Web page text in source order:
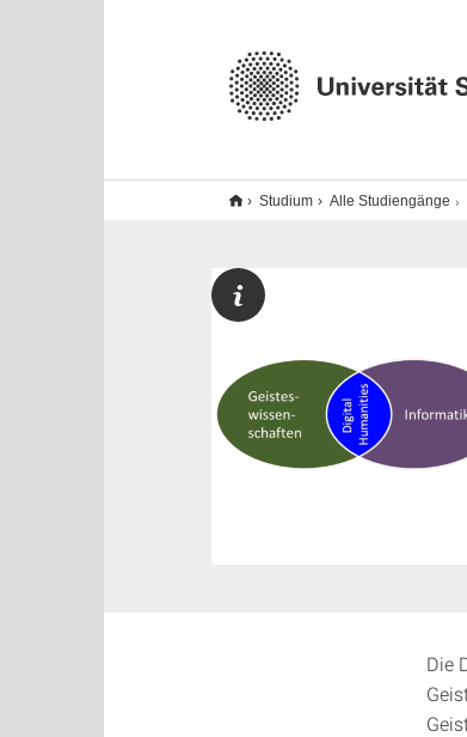
Studium Alle Studiengänge
Die